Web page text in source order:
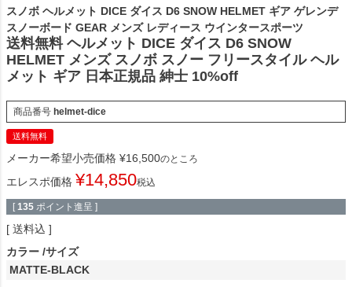
スノボ ヘルメット DICE ダイス D6 SNOW HELMET ギア ゲレンデ
スノーボード GEAR メンズ レディース ウインタースポーツ
送料無料 ヘルメット DICE ダイス D6 SNOW
HELMET メンズ スノボ スノー フリースタイル ヘル
メット ギア 日本正規品 紳士 10%off
商品番号 helmet-dice
送料無料
メーカー希望小売価格 ¥16,500のところ
エレスポ価格 ¥14,850税込
[ 135 ポイント進呈 ]
送料込
カラー サイズ
MATTE-BLACK